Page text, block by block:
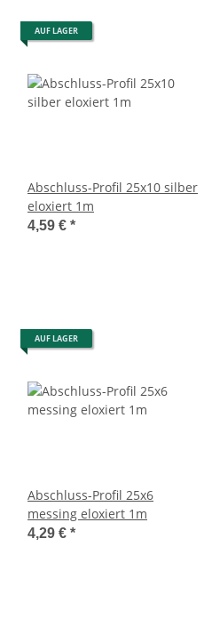
AUF LAGER
Abschluss-Profil 25x10 silber
eloxiert 1m
4,59 € *
AUF LAGER
Abschluss-Profil 25x6
messing eloxiert 1m
4,29 € *